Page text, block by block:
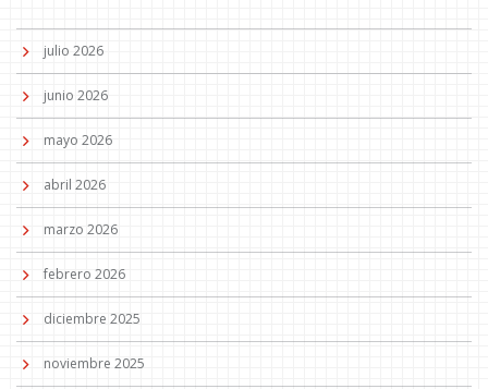
julio 2026
junio 2026
mayo 2026
abril 2026
marzo 2026
febrero 2026
diciembre 2025
noviembre 2025